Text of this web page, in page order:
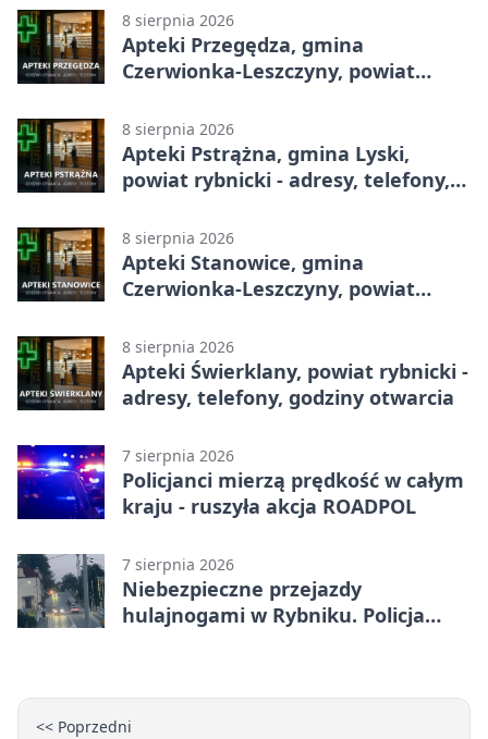
otwarcia
8 sierpnia 2026
Apteki Przegędza, gmina
Czerwionka-Leszczyny, powiat
otwarcia
8 sierpnia 2026
Apteki Pstrążna, gmina Lyski,
powiat rybnicki - adresy, telefony,
8 sierpnia 2026
Apteki Stanowice, gmina
Czerwionka-Leszczyny, powiat
otwarcia
8 sierpnia 2026
Apteki Świerklany, powiat rybnicki -
adresy, telefony, godziny otwarcia
7 sierpnia 2026
Policjanci mierzą prędkość w całym
kraju - ruszyła akcja ROADPOL
7 sierpnia 2026
Niebezpieczne przejazdy
hulajnogami w Rybniku. Policja
<< Poprzedni